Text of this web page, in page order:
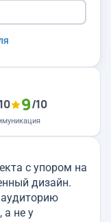
с упором на
дизайн.
а не у
9/10